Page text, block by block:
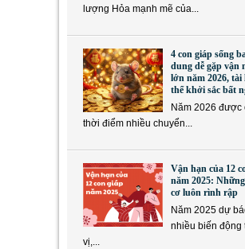
lượng Hỏa mạnh mẽ của...
4 con giáp sống
dung dễ gặp vận
lớn năm 2026, tài
thể khởi sắc bất
Năm 2026 được
thời điểm nhiều chuyển...
Vận hạn của 12
năm 2025:
cơ luôn rình rập
Năm 2025 dự
nhiều biến động
vị,...